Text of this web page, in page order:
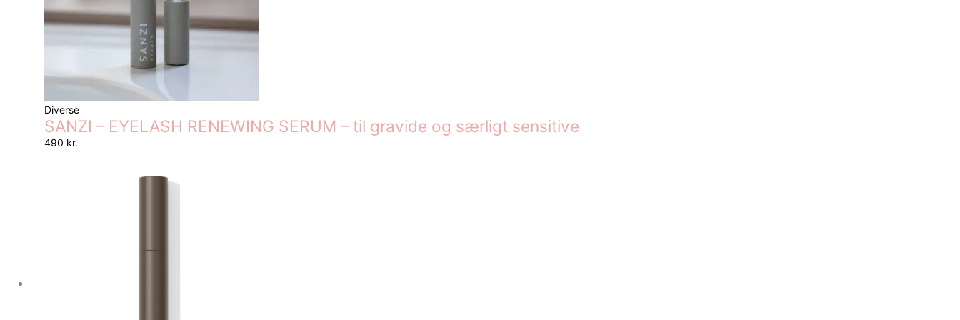
Diverse
SANZI – EYELASH RENEWING SERUM – til gravide og særligt sensitive
490 kr.